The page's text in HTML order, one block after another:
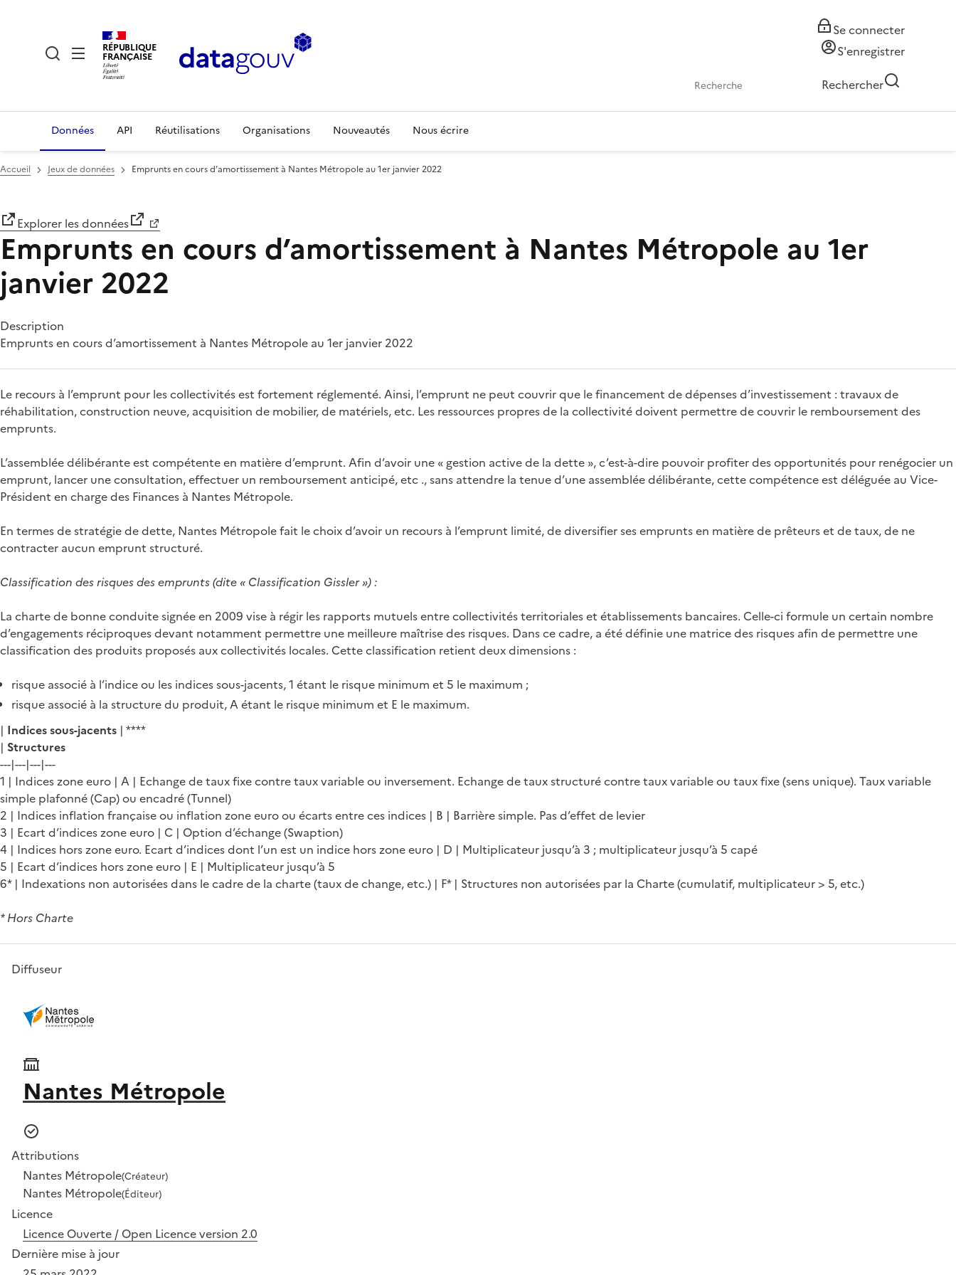
RÉPUBLIQUE
FRANÇAISE
Se connecter
S'enregistrer
Rechercher
Données API Réutilisations Organisations Nouveautés Nous écrire
Accueil Jeux de données Emprunts en cours d’amortissement à Nantes Métropole au 1er janvier 2022
Explorer les données
Emprunts en cours d’amortissement à Nantes Métropole au 1er
janvier 2022
Description
Emprunts en cours d’amortissement à Nantes Métropole au 1er janvier 2022
Le recours à l’emprunt pour les collectivités est fortement réglementé. Ainsi, l’emprunt ne peut couvrir que le financement de dépenses d’investissement : travaux de
réhabilitation, construction neuve, acquisition de mobilier, de matériels, etc. Les ressources propres de la collectivité doivent permettre de couvrir le remboursement des
emprunts.
L’assemblée délibérante est compétente en matière d’emprunt. Afin d’avoir une « gestion active de la dette », c’est-à-dire pouvoir profiter des opportunités pour renégocier un
emprunt, lancer une consultation, effectuer un remboursement anticipé, etc ., sans attendre la tenue d’une assemblée délibérante, cette compétence est déléguée au Vice-
Président en charge des Finances à Nantes Métropole.
En termes de stratégie de dette, Nantes Métropole fait le choix d’avoir un recours à l’emprunt limité, de diversifier ses emprunts en matière de prêteurs et de taux, de ne
contracter aucun emprunt structuré.
Classification des risques des emprunts (dite « Classification Gissler ») :
La charte de bonne conduite signée en 2009 vise à régir les rapports mutuels entre collectivités territoriales et établissements bancaires. Celle-ci formule un certain nombre
d’engagements réciproques devant notamment permettre une meilleure maîtrise des risques. Dans ce cadre, a été définie une matrice des risques afin de permettre une
classification des produits proposés aux collectivités locales. Cette classification retient deux dimensions :
risque associé à l’indice ou les indices sous-jacents, 1 étant le risque minimum et 5 le maximum ;
risque associé à la structure du produit, A étant le risque minimum et E le maximum.
| Indices sous-jacents | ****
| Structures
---|---|---|---
1 | Indices zone euro | A | Echange de taux fixe contre taux variable ou inversement. Echange de taux structuré contre taux variable ou taux fixe (sens unique). Taux variable
simple plafonné (Cap) ou encadré (Tunnel)
2 | Indices inflation française ou inflation zone euro ou écarts entre ces indices | B | Barrière simple. Pas d’effet de levier
3 | Ecart d’indices zone euro | C | Option d’échange (Swaption)
4 | Indices hors zone euro. Ecart d’indices dont l’un est un indice hors zone euro | D | Multiplicateur jusqu’à 3 ; multiplicateur jusqu’à 5 capé
5 | Ecart d’indices hors zone euro | E | Multiplicateur jusqu’à 5
6* | Indexations non autorisées dans le cadre de la charte (taux de change, etc.) | F* | Structures non autorisées par la Charte (cumulatif, multiplicateur > 5, etc.)
* Hors Charte
Diffuseur
Nantes Métropole
Attributions
Nantes Métropole(Créateur)
Nantes Métropole(Éditeur)
Licence
Licence Ouverte / Open Licence version 2.0
Dernière mise à jour